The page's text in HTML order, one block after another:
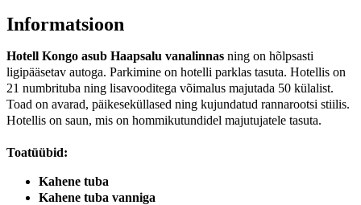
Informatsioon
Hotell Kongo asub Haapsalu vanalinnas ning on hõlpsasti
ligipääsetav autoga. Parkimine on hotelli parklas tasuta. Hotellis on
21 numbrituba ning lisavooditega võimalus majutada 50 külalist.
Toad on avarad, päikeseküllased ning kujundatud rannarootsi stiilis.
Hotellis on saun, mis on hommikutundidel majutujatele tasuta.
Toatüübid:
Kahene tuba
Kahene tuba vanniga